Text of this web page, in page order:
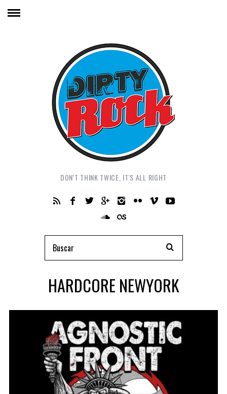
DON'T THINK TWICE, IT'S ALL RIGHT
HARDCORE NEWYORK